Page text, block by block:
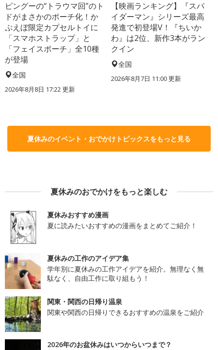
ピングーの“トラウマ回”のト
ドがまさかのポーチ化！か
ぷえぼ限定カプセルトイに
「スマホストラップ」と
「フェイスポーチ」全10種
が登場
全国
2026年8月8日 17:22更新
【映画ランキング】『スパ
イダーマン』シリーズ最高
発進で初登場V！『ちいか
わ』は2位、新作3本がラン
クイン
全国
2026年8月7日 11:00更新
夏休みのイベント・おでかけトピックスをもっと見る
夏休みのおでかけをもっと楽しむ
夏休みおすすめ漫画
夏に読みたいおすすめの漫画をまとめてご紹介！
夏休みの工作のアイデア集
学年別に夏休みの工作アイデアを紹介。無理なく無
駄なく、自由工作に取り組もう！
関東・関西の日帰り温泉
関東や関西の日帰りできるおすすめの温泉をご紹介
2026年のお盆休みはいつからいつまで？